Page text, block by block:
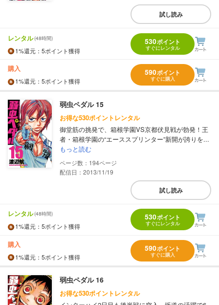
試し読み
レンタル(48時間)
1%還元 ：5ポイント獲得
530ポイント
すぐにレンタル
購入
1%還元 ：5ポイント獲得
590ポイント
すぐに購入
弱虫ペダル 15
お得な530ポイントレンタル
御堂筋の挑発で、箱根学園VS京都伏見戦が勃発！王
者・箱根学園の“エーススプリンター”新開が誇りを...
もっと読む
194
配信日：2013/11/19
試し読み
レンタル(48時間)
1%還元 ：5ポイント獲得
530ポイント
すぐにレンタル
購入
1%還元 ：5ポイント獲得
590ポイント
すぐに購入
弱虫ペダル 16
お得な530ポイントレンタル